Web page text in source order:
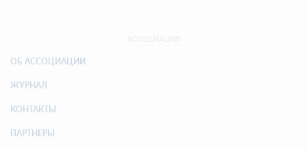
ОБ АССОЦИАЦИИ
ЖУРНАЛ
КОНТАКТЫ
ПАРТНЕРЫ